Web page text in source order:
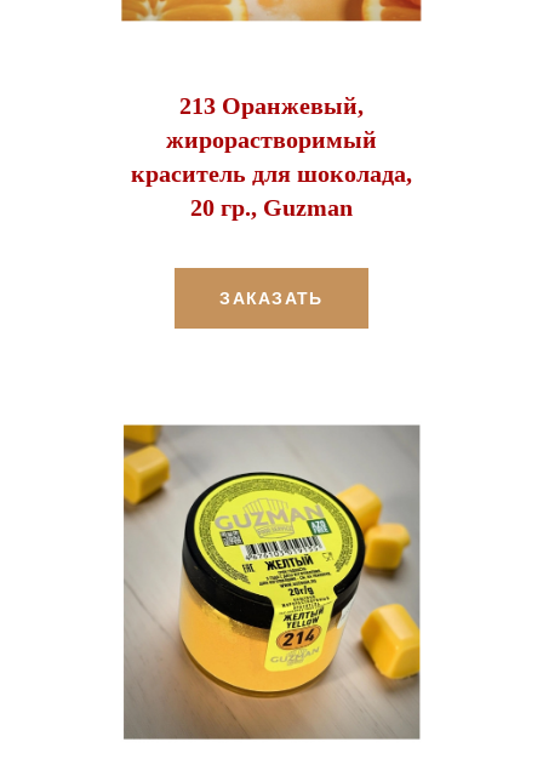
213 Оранжевый,
жирорастворимый
краситель для шоколада,
20 гр., Guzman
ЗАКАЗАТЬ